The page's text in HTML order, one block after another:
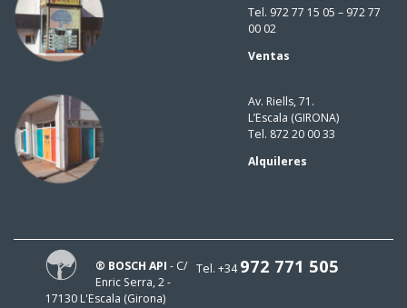
Tel. 972 77 15 05 – 972 77
00 02
Ventas
Av. Riells, 71.
L’Escala (GIRONA)
Tel. 872 20 00 33
Alquileres
Tel. +34972 771 505
® BOSCH API - C/
Enric Serra, 2 -
17130 L'Escala (Girona)